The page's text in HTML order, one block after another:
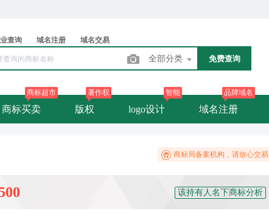
查询 域名注册 域名交易
全部分类 免费查询
商标买卖
商标超市
版权
著作权
logo设计
智能
域名注册
品牌域名
商标局备案机构，请放心交易
该持有人名下商标分析